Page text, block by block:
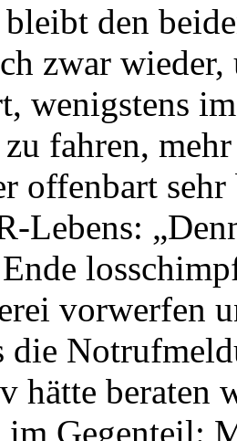
den
zwar
wenigstens
fahren,
offenbart
Lebens:
vorwerfen
die
beraten
Gegenteil: